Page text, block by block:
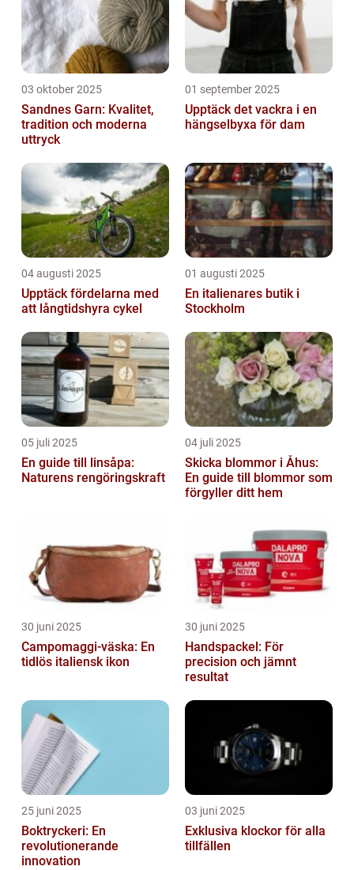
03 oktober 2025
Sandnes Garn: Kvalitet,
tradition och moderna
uttryck
01 september 2025
Upptäck det vackra i en
hängselbyxa för dam
04 augusti 2025
Upptäck fördelarna med
att långtidshyra cykel
01 augusti 2025
En italienares butik i
Stockholm
05 juli 2025
En guide till linsåpa:
Naturens rengöringskraft
04 juli 2025
Skicka blommor i Åhus:
En guide till blommor som
förgyller ditt hem
30 juni 2025
Campomaggi-väska: En
tidlös italiensk ikon
30 juni 2025
Handspackel: För
precision och jämnt
resultat
25 juni 2025
Boktryckeri: En
revolutionerande
innovation
03 juni 2025
Exklusiva klockor för alla
tillfällen